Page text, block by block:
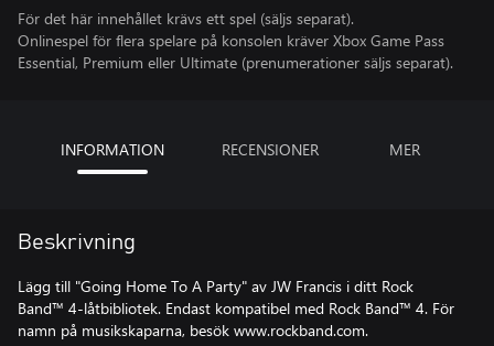
För det här innehållet krävs ett spel (säljs separat).
Onlinespel för flera spelare på konsolen kräver Xbox Game Pass
Essential, Premium eller Ultimate (prenumerationer säljs separat).
INFORMATION RECENSIONER MER
Beskrivning
Lägg till "Going Home To A Party" av JW Francis i ditt Rock
Band™ 4-låtbibliotek. Endast kompatibel med Rock Band™ 4. För
namn på musikskaparna, besök www.rockband.com.